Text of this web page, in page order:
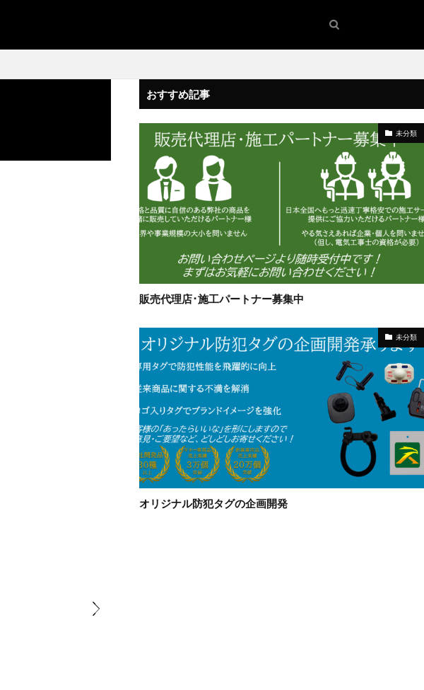
おすすめ記事
未分類
販売代理店･施工パートナー募集中
未分類
オリジナル防犯タグの企画開発